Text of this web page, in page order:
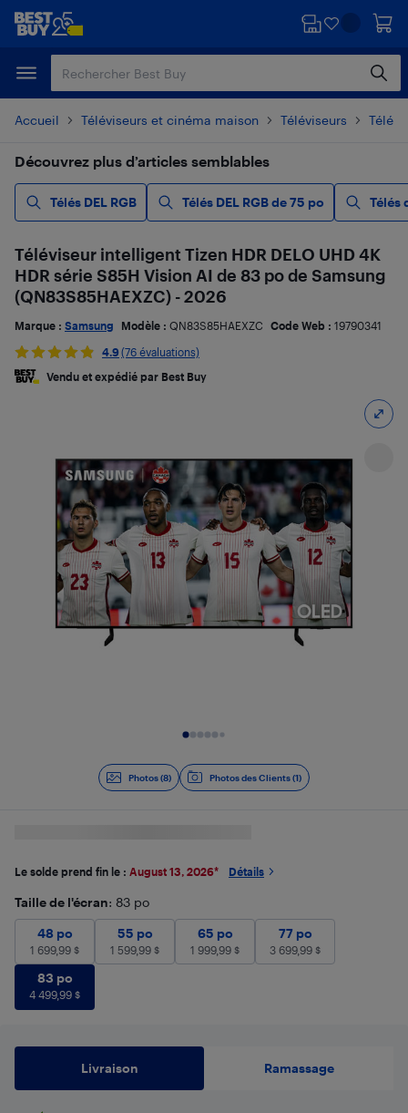
Passer
principal
Passer
Accueil Téléviseurs et cinéma maison Téléviseurs
Découvrez plus d’articles semblables
Télés DEL RGB Télés DEL RGB de 75 po Télés
Photos (8) Photos des Clients (1)
Téléviseur intelligent Tizen HDR DELO UHD 4K
HDR série S85H Vision AI de 83 po de Samsung
(QN83S85HAEXZC) - 2026
Marque : Samsung Modèle : QN83S85HAEXZC Code Web : 19790341
4.9 (76 évaluations)
Vendu et expédié par Best Buy
Le solde prend fin le : August 13, 2026* Détails
Taille de l'écran: 83 po
48 po
1 699,99$
48 po
1 699,99 $
55 po 1 599,99$
55 po
1 599,99 $
65 po 1 999,99$
65 po
1 999,99 $
77 po
77 po
3 699,99 $
83 po
83 po
4 499,99 $
Livraison Ramassage